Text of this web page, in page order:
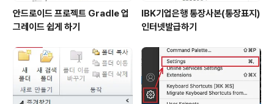
안드로이드 프로젝트 Gradle 업
그레이드 쉽게 하기
IBK기업은행 통장사본(통장표지)
인터넷발급하기